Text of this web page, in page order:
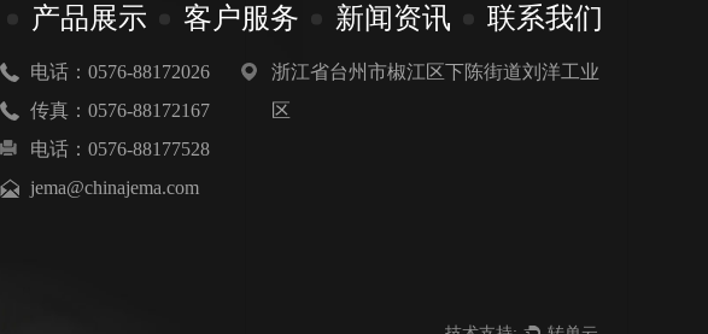
产品展示 客户服务 新闻资讯 联系我们
电话：0576-88172026
传真：0576-88172167
电话：0576-88177528
jema@chinajema.com
浙江省台州市椒江区下陈街道刘洋工业
区